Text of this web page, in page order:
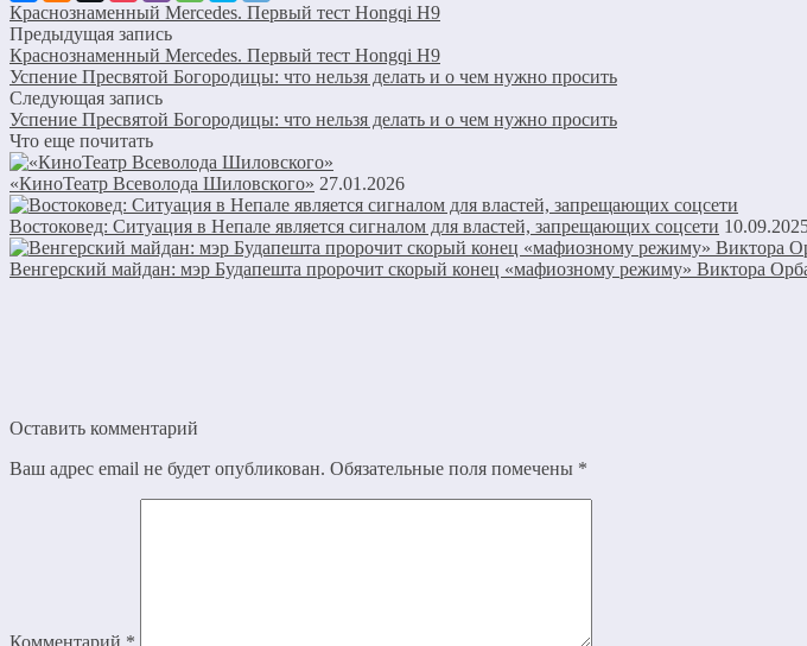
Краснознаменный Mercedes. Первый тест Hongqi H9
Предыдущая запись
Краснознаменный Mercedes. Первый тест Hongqi H9
Успение Пресвятой Богородицы: что нельзя делать и о чем нужно просить
Следующая запись
Успение Пресвятой Богородицы: что нельзя делать и о чем нужно просить
Что еще почитать
«КиноТеатр Всеволода Шиловского» 27.01.2026
Востоковед: Ситуация в Непале является сигналом для властей, запрещающих соцсети
Венгерский майдан: мэр Будапешта пророчит скорый конец «мафиозному режиму» Виктора
Оставить комментарий
Ваш адрес email не будет опубликован. Обязательные поля помечены *
Комментарий *